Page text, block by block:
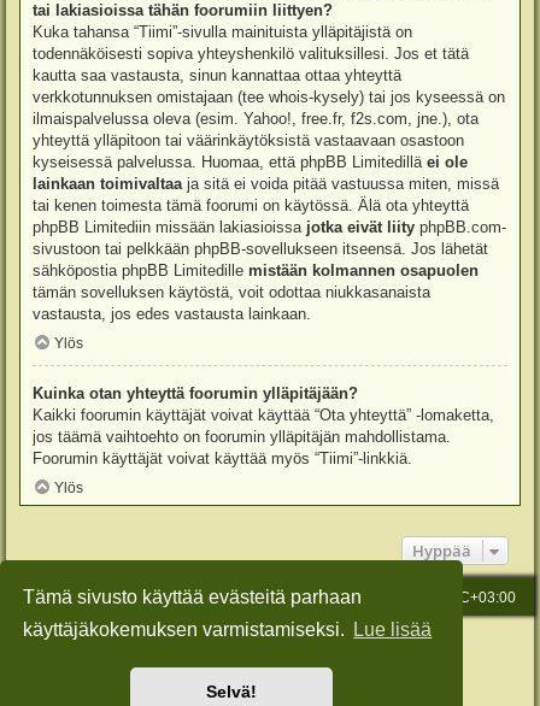
Tämä sivusto käyttää evästeitä parhaan
käyttäjäkokemuksen varmistamiseksi.
Lue lisää
Selvä!
tai lakiasioissa tähän foorumiin liittyen?
Kuka tahansa “Tiimi”-sivulla mainituista ylläpitäjistä on
todennäköisesti sopiva yhteyshenkilö valituksillesi. Jos et tätä
kautta saa vastausta, sinun kannattaa ottaa yhteyttä
verkkotunnuksen omistajaan (tee whois-kysely) tai jos kyseessä on
ilmaispalvelussa oleva (esim. Yahoo!, free.fr, f2s.com, jne.), ota
yhteyttä ylläpitoon tai väärinkäytöksistä vastaavaan osastoon
kyseisessä palvelussa. Huomaa, että phpBB Limitedillä ei ole
lainkaan toimivaltaaja sitä ei voida pitää vastuussa miten, missä
tai kenen toimesta tämä foorumi on käytössä. Älä ota yhteyttä
phpBB Limitediin missään lakiasioissa jotka eivät liity phpBB.com-
sivustoon tai pelkkään phpBB-sovellukseen itseensä. Jos lähetät
sähköpostia phpBB Limitedille mistään kolmannen osapuolen
tämän sovelluksen käytöstä, voit odottaa niukkasanaista
vastausta, jos edes vastausta lainkaan.
Ylös
Kuinka otan yhteyttä foorumin ylläpitäjään?
Kaikki foorumin käyttäjät voivat käyttää “Ota yhteyttä” -lomaketta,
jos täämä vaihtoehto on foorumin ylläpitäjän mahdollistama.
Foorumin käyttäjät voivat käyttää myös “Tiimi”-linkkiä.
Ylös
Hyppää
Etusivu Kaikki ajat ovat UTC+03:00
Viesti Ylläpidolle
Keskustelufoorumin ohjelmistophpBB® Forum Software © phpBB Limited